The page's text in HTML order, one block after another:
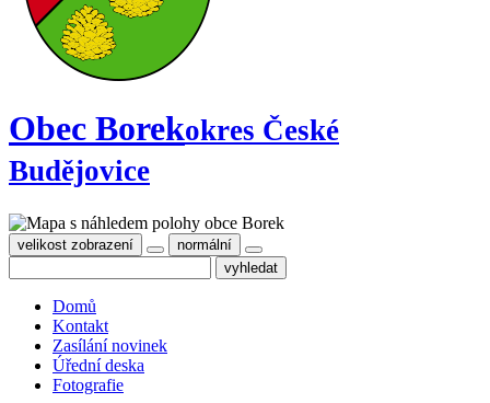
Obec Borekokres České
Budějovice
velikost zobrazení normální
Domů
Kontakt
Zasílání novinek
Úřední deska
Fotografie